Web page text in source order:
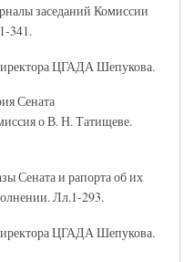
заседаний Комиссии
341.
ЦГАДА Шепукова.
Сената
о В. Н. Татищеве.
Сената и рапорта об их
Лл.1-293.
ЦГАДА Шепукова.